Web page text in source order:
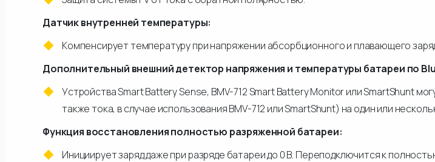
Датчик внутренней температуры:
Компенсирует температуру при напряжении абсорбционного и плавающего
Дополнительный внешний детектор напряжения и температуры батареи по
Устройства Smart Battery Sense, BMV-712 Smart Battery Monitor или SmartShunt
также тока, в случае использования BMV-712 или SmartShunt) на один или
Функция восстановления полностью разряженной батареи:
Инициирует заряд даже при разряде батареи до 0 В. Переподключится к